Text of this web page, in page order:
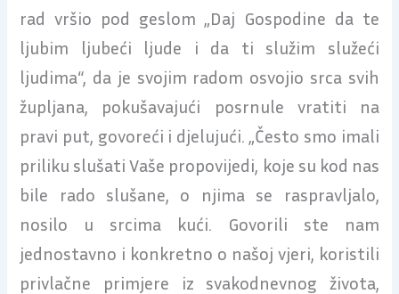
rad vršio pod geslom „Daj Gospodine da te
ljubim ljubeći ljude i da ti služim služeći
ljudima“, da je svojim radom osvojio srca svih
župljana, pokušavajući posrnule vratiti na
pravi put, govoreći i djelujući. „Često smo imali
priliku slušati Vaše propovijedi, koje su kod nas
bile rado slušane, o njima se raspravljalo,
nosilo u srcima kući. Govorili ste nam
jednostavno i konkretno o našoj vjeri, koristili
privlačne primjere iz svakodnevnog života,